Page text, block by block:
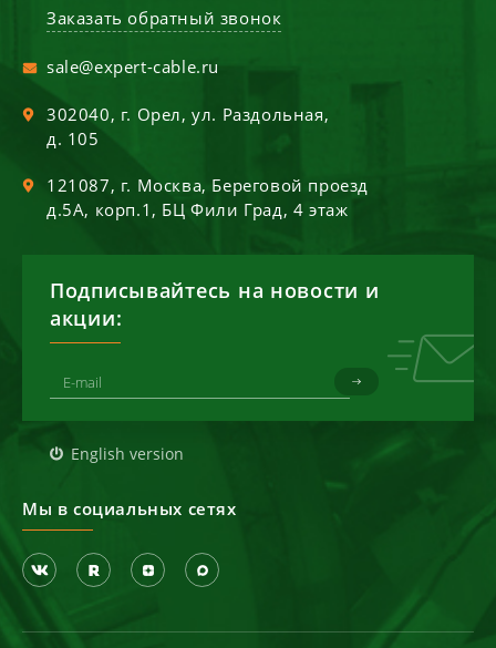
Заказать обратный звонок
sale@expert-cable.ru
302040, г. Орел,ул. Раздольная,
д. 105
121087, г. Москва, Береговой проезд
д.5А, корп.1, БЦ Фили Град, 4 этаж
Подписывайтесь на новости и
акции:
English version
Мы в социальных сетях